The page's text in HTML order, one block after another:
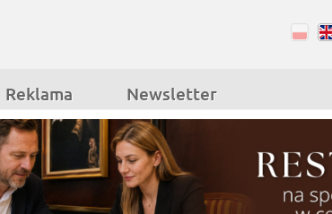
Reklama Newsletter